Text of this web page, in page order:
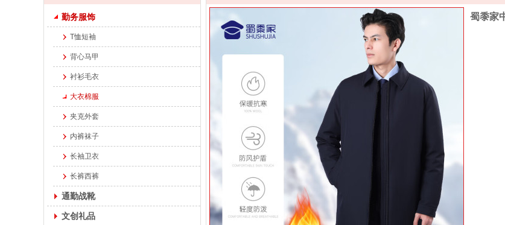
勤务服饰
T恤短袖
背心马甲
衬衫毛衣
大衣棉服
夹克外套
内裤袜子
长袖卫衣
长裤西裤
通勤战靴
文创礼品
蜀黍家